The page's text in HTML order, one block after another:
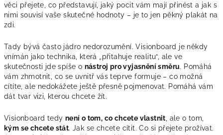
věci přejete, co představují, jaký pocit vám mají přinést a jak s
nimi souvisí vaše skutečné hodnoty – je to jen pěkný plakát na
zdi.
Tady bývá často jádro nedorozumění. Visionboard je někdy
vnímán jako technika, která „přitahuje realitu“, ale ve
skutečnosti jde spíše o nástroj pro vyjasnění směru. Pomáhá
vám zhmotnit, co se uvnitř vás teprve formuje – co možná
cítíte, ale nedokážete ještě přesně pojmenovat. Pomáhá vám
dát tvar vizi, kterou chcete žít.
Visionboard tedy není o tom, co chcete vlastnit , ale o tom,
kým se chcete stát. Jak se chcete cítit. Co si přejete prožívat.